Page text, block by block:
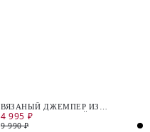
ВЯЗАНЫЙ ДЖЕМПЕР ИЗ
КОМБИНИРОВАННОЙ ТКАНИ
4 995 ₽
9 990 ₽